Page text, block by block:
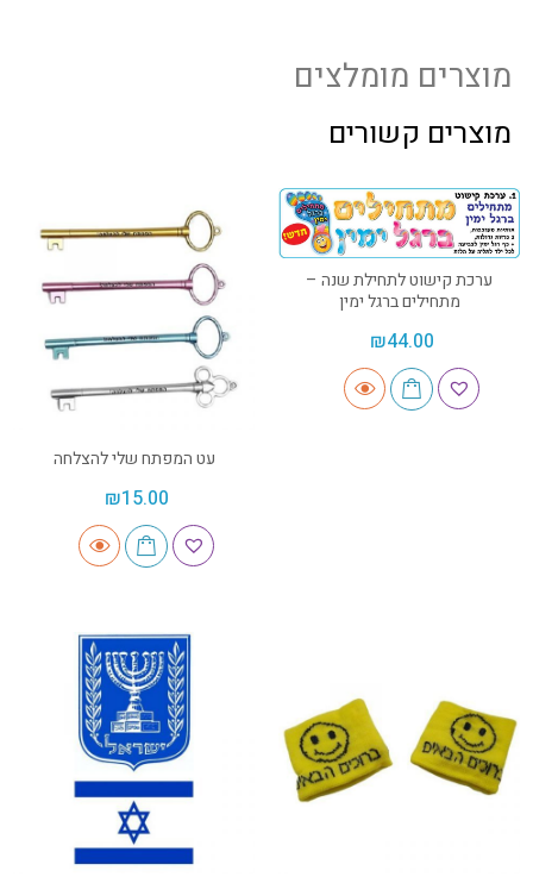
מוצרים מומלצים
מוצרים קשורים
ערכת קישוט לתחילת שנה –
מתחילים ברגל ימין
₪44.00
עט המפתח שלי להצלחה
₪15.00